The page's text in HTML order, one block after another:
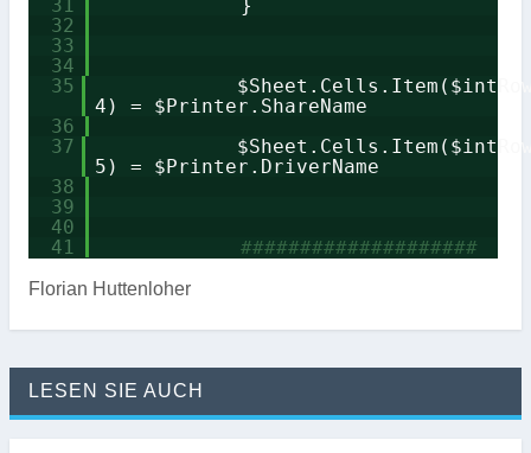
31
}
32
33
34
35
4) = $Printer.ShareName
36
37
5) = $Printer.DriverName
38
39
40
41
####################
Florian Huttenloher
LESEN SIE AUCH